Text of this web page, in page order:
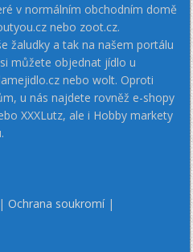
v normálním obchodním domě
nebo zoot.cz.
žaludky a tak na našem portálu
můžete objednat jídlo u
nebo wolt. Oproti
u nás najdete rovněž e-shopy
XXXLutz, ale i Hobby markety
|Ochrana soukromí|